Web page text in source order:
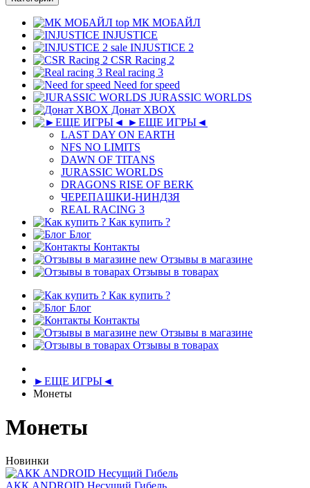
top МК MОБAЙЛ
INJUSTICE
sale INJUSTICE 2
CSR Racing 2
Real racing 3
Need for speed
JURASSIC WORLDS
Донат XBOX
►ЕЩЕ ИГРЫ◄
LAST DAY ON EARTH
NFS NO LIMITS
DAWN OF TITANS
JURASSIC WORLDS
DRAGONS RISE OF BERK
ЧЕРЕПАШКИ-НИНДЗЯ
REAL RACING 3
Как купить ?
Блог
Контакты
new Отзывы в магазине
Отзывы в товарах
Как купить ?
Блог
Контакты
new Отзывы в магазине
Отзывы в товарах
►ЕЩЕ ИГРЫ◄
Монеты
Монеты
Новинки